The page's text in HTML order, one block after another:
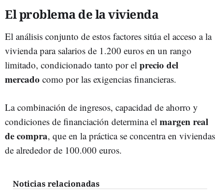
El problema de la vivienda
El análisis conjunto de estos factores sitúa el acceso a la
vivienda para salarios de 1.200 euros en un rango
limitado, condicionado tanto por el precio del
mercado como por las exigencias financieras.
La combinación de ingresos, capacidad de ahorro y
condiciones de financiación determina el margen real
decompra, que en la práctica se concentra en viviendas
de alrededor de 100.000 euros.
Noticias relacionadas